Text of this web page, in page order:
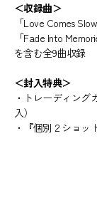
＜収録曲＞
「Love Comes
「Fade Into
を含む全9曲収録
＜封入特典＞
・トレーディング
入）
・『個別２ショッ